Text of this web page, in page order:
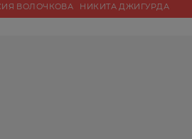
ВОЛОЧКОВА НИКИТА ДЖИГУРДА